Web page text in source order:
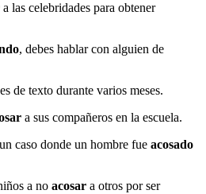
a las celebridades para obtener
, debes hablar con alguien de
de texto durante varios meses.
a sus compañeros en la escuela.
caso donde un hombre fue acosado
a no acosar a otros por ser